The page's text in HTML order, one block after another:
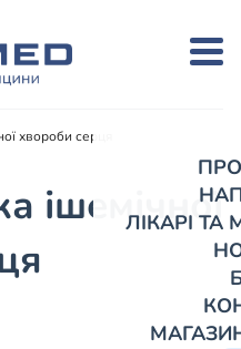
ЛІКАРІ
хвороби серця
ішемічної